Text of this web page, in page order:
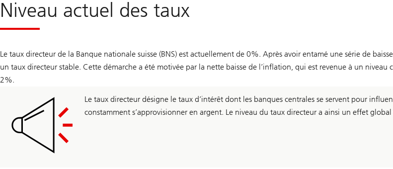
Niveau actuel des taux
Le taux directeur de la Banque nationale suisse (BNS) est actuellement de 0%. Après avoir entamé une série de
un taux directeur stable. Cette démarche a été motivée par la nette baisse de l’inflation, qui est revenue à un
2%.
Le taux directeur désigne le taux d’intérêt dont les banques centrales se servent pour
constamment s’approvisionner en argent. Le niveau du taux directeur a ainsi un effet